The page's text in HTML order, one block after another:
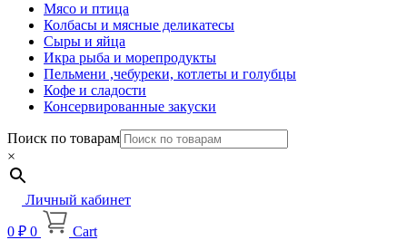
Мясо и птица
Колбасы и мясные деликатесы
Сыры и яйца
Икра рыба и морепродукты
Пельмени ,чебуреки, котлеты и голубцы
Кофе и сладости
Консервированные закуски
Поиск по товарам
×
Личный кабинет
0 ₽ 0
Cart